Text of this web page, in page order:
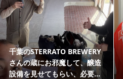
千葉のSTERRATO BREWERY
さんの蔵にお邪魔して、醸造
設備を見せてもらい、必要...